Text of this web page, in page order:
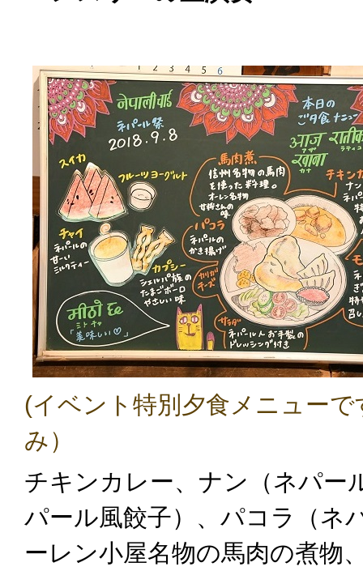
(イベント特別夕食メニュー
み）
チキンカレー、ナン（ネパー
パール風餃子）、パコラ（ネ
ーレン小屋名物の馬肉の煮物